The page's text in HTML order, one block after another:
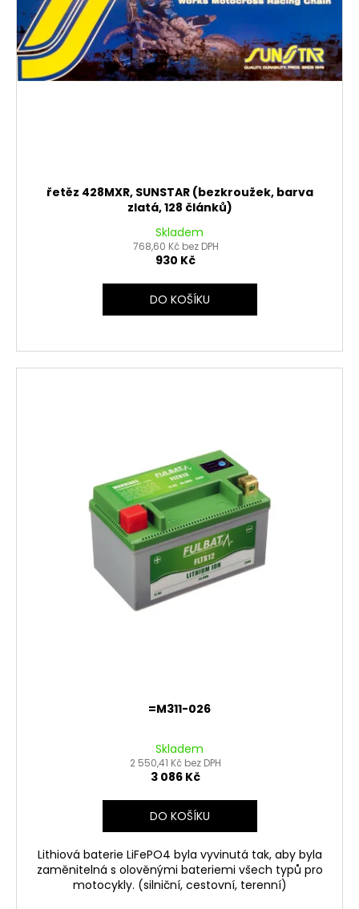
řetěz 428MXR, SUNSTAR (bezkroužek, barva
zlatá, 128 článků)
Skladem
768,60 Kč bez DPH
930 Kč
DO KOŠÍKU
=M311-026
Skladem
2 550,41 Kč bez DPH
3 086 Kč
DO KOŠÍKU
Lithiová baterie LiFePO4 byla vyvinutá tak, aby byla
zaměnitelná s olověnými bateriemi všech typů pro
motocykly. (silniční, cestovní, terenní)